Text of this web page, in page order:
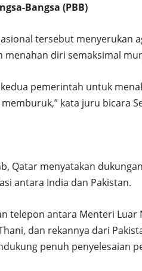
Bangsa (PBB)
tersebut menyerukan
menahan diri semaksimal
pemerintah untuk
kata juru bicara
Qatar menyatakan
antara India dan Pakistan.
telepon antara Menteri Luar
dan rekannya dari
penuh penyelesaian